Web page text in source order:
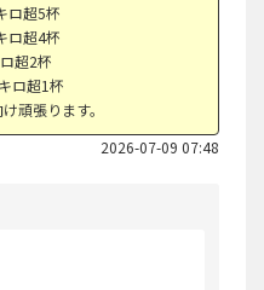
ロ超5杯
ロ超4杯
超2杯
ロ超1杯
頑張ります。
2026-07-09 07:48